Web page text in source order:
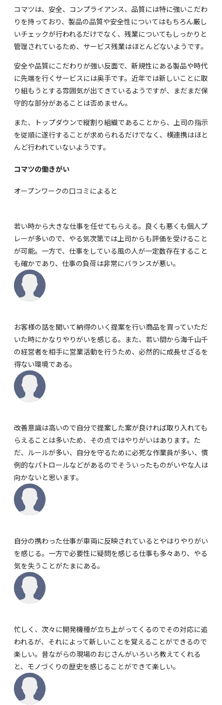
コマツは、安全、コンプライアンス、品質には特に強いこだわ
りを持っており、製品の品質や安全性についてはもちろん厳し
いチェックが行われるだけでなく、残業についてもしっかりと
管理されているため、サービス残業はほとんどないようです。
安全や品質にこだわりが強い反面で、新規性にある製品や時代
に先端を行くサービスには奥手です。近年では新しいことに取
り組もうとする雰囲気が出てきているようですが、まだまだ保
守的な部分があることは否めません。
また、トップダウンで縦割り組織であることから、上司の指示
を従順に遂行することが求められるだけでなく、横連携はほと
んど行われていないようです。
コマツの働きがい
オープンワークの口コミによると
若い時から大きな仕事を任せてもらえる。良くも悪くも個人プ
レーが多いので、やる気次第では上司からも評価を受けること
が可能。一方で、仕事をしている風の人が一定数存在すること
も確かであり、仕事の負荷は非常にバランスが悪い。
お客様の話を聞いて納得のいく提案を行い商品を買っていただ
いた時にかなりやりがいを感じる。また、若い間から海千山千
の経営者を相手に営業活動を行うため、必然的に成長せざるを
得ない環境である。
改善意識は高いので自分で提案した案が良ければ取り入れても
らえることは多いため、その点ではやりがいはあります。た
だ、ルールが多い、自分を守るために必死な作業員が多い、慣
例的なパトロールなどがあるのでそういったものがいやな人は
向かないと思います。
自分の携わった仕事が車両に反映されているとやはりやりがい
を感じる。一方で必要性に疑問を感じる仕事も多々あり、やる
気を失うことがたまにある。
忙しく、次々に開発機種が立ち上がってくるのでその対応に追
われるが、それによって新しいことを覚えることができるので
楽しい。昔ながらの現場のおじさんがいろいろ教えてくれる
と、モノづくりの歴史を感じることができて楽しい。